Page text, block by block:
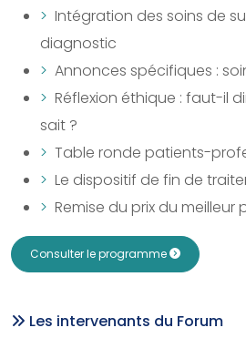
Intégration des soins de
diagnostic
Annonces spécifiques :
Réflexion éthique : faut-il
sait ?
Table ronde patients-
Le dispositif de fin de
Remise du prix du meilleur
Consulter le programme
Les intervenants du Forum